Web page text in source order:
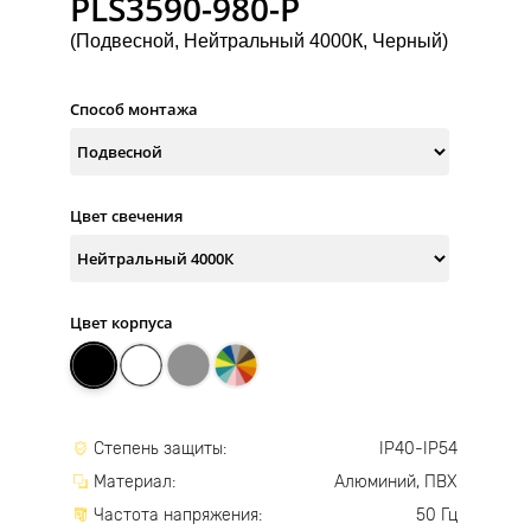
(Подвесной, Нейтральный 4000К, Черный)
Способ монтажа
Цвет свечения
Цвет корпуса
Степень защиты:
IP40-IP54
Материал:
Алюминий, ПВХ
Частота напряжения:
50 Гц